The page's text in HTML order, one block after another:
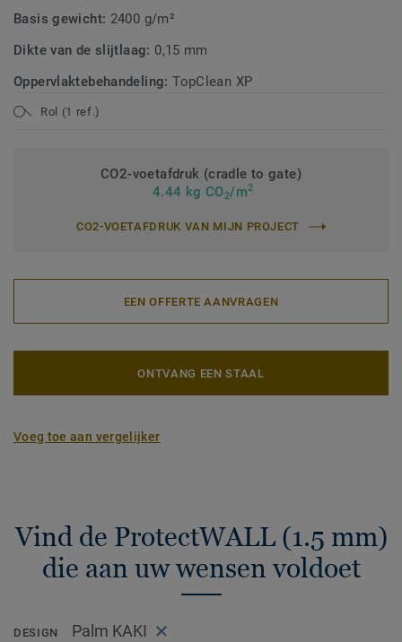
Basis gewicht: 2400 g/m²
Dikte van de slijtlaag: 0,15 mm
Oppervlaktebehandeling:TopClean XP
Rol (1 ref.)
CO2-voetafdruk (cradle to gate)
4.44 kg CO2/m2
CO2-VOETAFDRUK VAN MIJN PROJECT
EEN OFFERTE AANVRAGEN
ONTVANG EEN STAAL
Voeg toe aan vergelijker
Vind de ProtectWALL (1.5 mm)
die aan uw wensen voldoet
DESIGN Palm KAKI